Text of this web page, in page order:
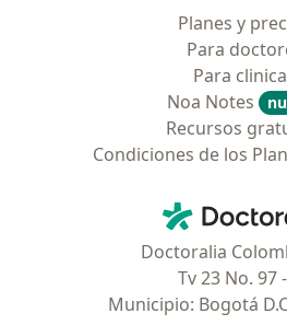
Planes y
Para
Para
Noa Notes
Recursos
Condiciones de los
Doctoralia
Tv 23 No. 97
Municipio: Bogotá